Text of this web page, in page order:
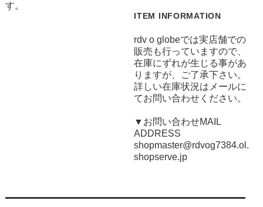
す。
ITEM INFORMATION
rdv o globeでは実店舗での
販売も行っていますので、
在庫にずれが生じる事があ
りますが、ご了承下さい。
詳しい在庫状況はメールに
てお問い合わせください。
▼お問い合わせMAIL
ADDRESS
shopmaster@rdvog7384.ol.
shopserve.jp